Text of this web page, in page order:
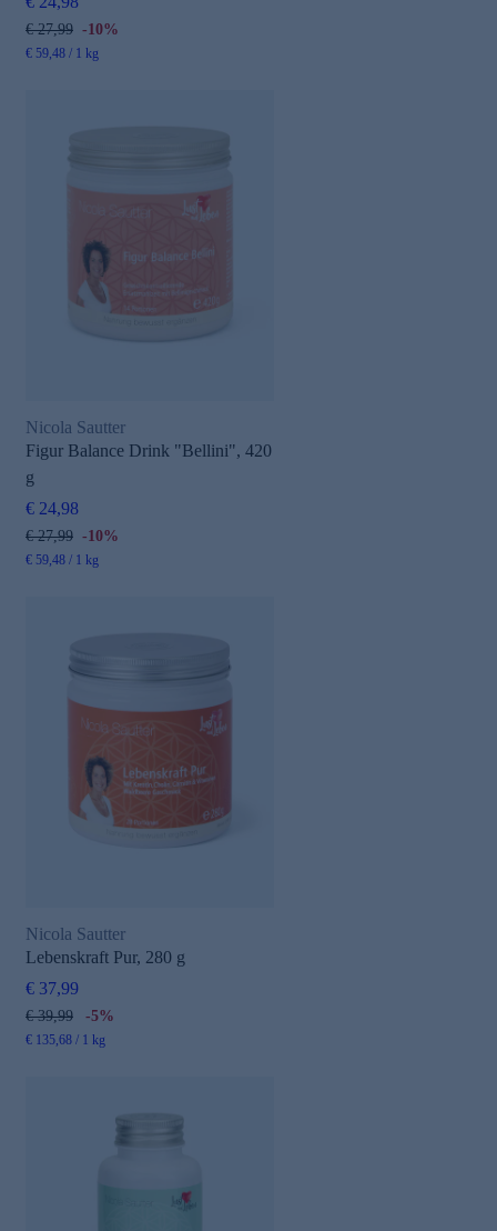
€ 27,99 -10%
€ 59,48 / 1 kg
Nicola Sautter
Figur Balance Drink "Bellini", 420
g
€ 24,98
€ 27,99 -10%
€ 59,48 / 1 kg
Nicola Sautter
Lebenskraft Pur, 280 g
€ 37,99
€ 39,99 -5%
€ 135,68 / 1 kg